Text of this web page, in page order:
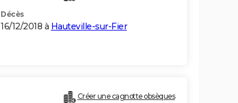
Décès
16/12/2018 à Hauteville-sur-Fier
Créer une cagnotte obsèques